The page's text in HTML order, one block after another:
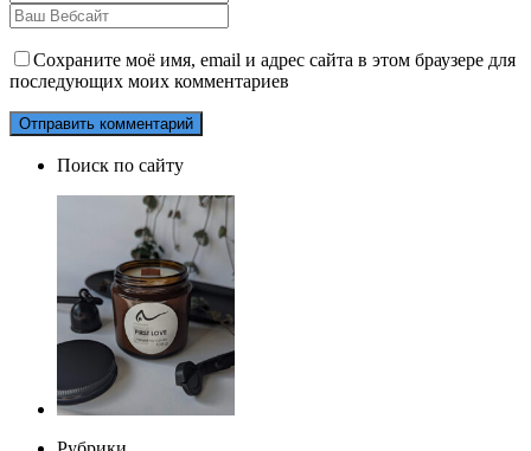
Сохраните моё имя, email и адрес сайта в этом браузере для
последующих моих комментариев
Поиск по сайту